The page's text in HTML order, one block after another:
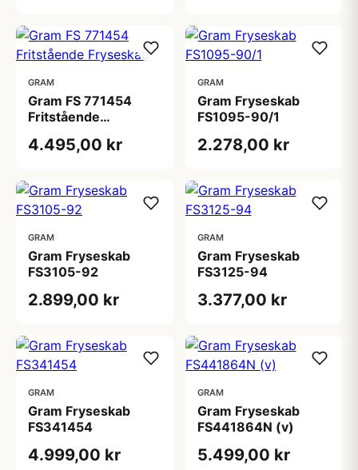
GRAM
Gram FS 771454
Fritstående
4.495,00 kr
GRAM
Gram Fryseskab
FS1095-90/1
2.278,00 kr
GRAM
Gram Fryseskab
FS3105-92
2.899,00 kr
GRAM
Gram Fryseskab
FS3125-94
3.377,00 kr
GRAM
Gram Fryseskab
FS341454
4.999,00 kr
GRAM
Gram Fryseskab
FS441864N (v)
5.499,00 kr